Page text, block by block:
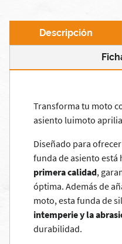
Descripción
Transforma tu moto
asiento luimoto
Diseñado para
funda de asiento está
primera calidad,
óptima. Además de
moto, esta funda de
intemperie y la
durabilidad.